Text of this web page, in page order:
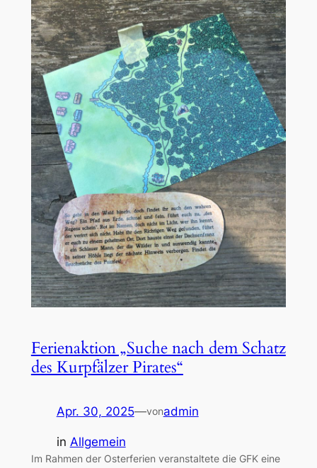
Ferienaktion „Suche nach dem Schatz
des Kurpfälzer Pirates“
Apr. 30, 2025—vonadmin
in Allgemein
Im Rahmen der Osterferien veranstaltete die GFK eine